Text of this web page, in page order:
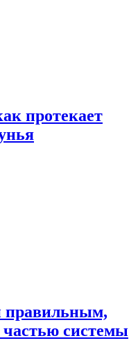
протекает
правильным,
частью системы